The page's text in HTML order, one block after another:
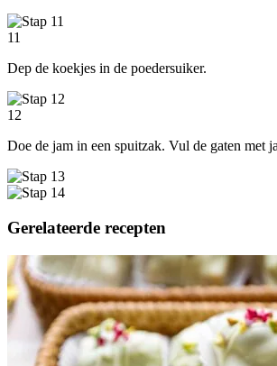
11
Dep de koekjes in de poedersuiker.
12
Doe de jam in een spuitzak. Vul de gaten met
Gerelateerde recepten